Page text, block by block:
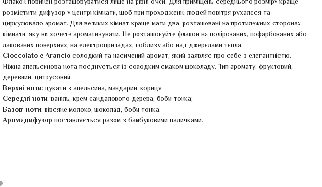
Флакон повинен розташовуватися лише на рівні очей. Для приміщень середнього розміру краще
розмістити дифузор у центрі кімнати, щоб при проходженні людей повітря рухалося та
циркулювало аромат. Для великих кімнат краще мати два, розташовані на протилежних сторонах
кімнати, яку ви хочете ароматизувати. Не розташовуйте флакон на полірованих, пофарбованих або
лакованих поверхнях, на електроприладах, поблизу або над джерелами тепла.
Cioccolato e Arancioсолодкий та насичений аромат, який заявляє про себе з елегантністю.
Ніжна апельсинова нота поєднується із солодким смаком шоколаду. Тип аромату: фруктовий,
деревний, цитрусовий.
Верхні ноти: цукати з апельсина, мандарин, кориця;
Середні ноти: ваніль, крем сандалового дерева, боби тонка;
Базові ноти: вівсяне молоко, шоколад, боби тонка.
Аромадифузорпоставляється разом з бамбуковими паличками.